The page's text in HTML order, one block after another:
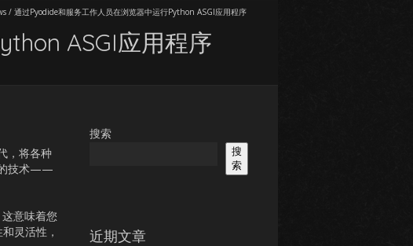
/ 通过Pyodide和服务工作人员在浏览器中运行Python ASGI应用程序
ASGI应用程序
，将各种
的技术——
意味着您
灵活性，
搜索
搜
索
近期文章